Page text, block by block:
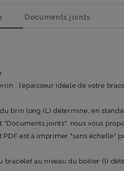
Documents joints
: l’épaisseur idéale de votre
brin long (L) détermine, en
"Documents joints", nous vous
PDF est à imprimer "sans échelle"
bracelet au niveau du boitier (l)